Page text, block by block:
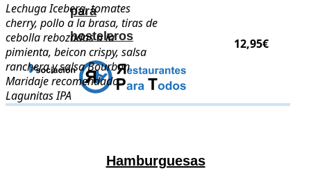
para
hosteleros
Lechuga Iceberg, tomates
cherry, pollo a la brasa, tiras de
cebolla rebozadas a la
pimienta, beicon crispy, salsa
ranchera y salsa Bourbon
Maridaje recomendado:
Lagunitas IPA
12,95€
..
Hamburguesas